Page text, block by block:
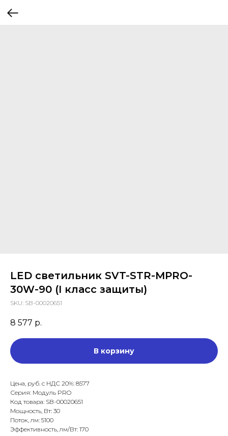
LED светильник SVT-STR-MPRO-
30W-90 (I класс защиты)
SKU: SB-00020651
8 577 р.
В корзину
Цена, руб. с НДС 20%: 8577
Серия: Модуль PRO
Код товара: SB-00020651
Мощность, Вт: 30
Поток, лм: 5100
Эффективность, лм/Вт: 170